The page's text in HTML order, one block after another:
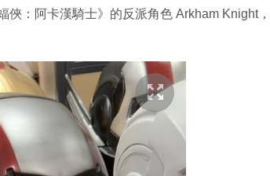
：阿卡漢騎士》的反派角色 Arkham Knight，